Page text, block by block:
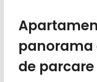
panorama
de parcare